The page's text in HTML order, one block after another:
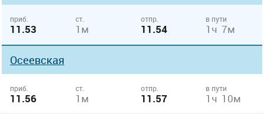
приб.
11.53
ст.
1м
отпр.
11.54
в пути
1ч 7м
Осеевская
приб.
11.56
ст.
1м
отпр.
11.57
в пути
1ч 10м